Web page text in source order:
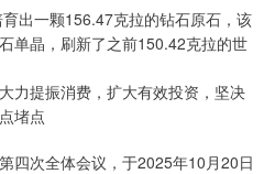
出一颗156.47克拉的钻石原石，该
单晶，刷新了之前150.42克拉的世
力提振消费，扩大有效投资，坚决
堵点
四次全体会议，于2025年10月20日